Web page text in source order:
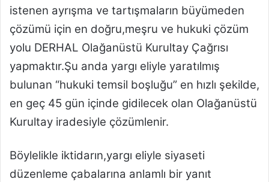
istenen ayrışma ve tartışmaların büyümeden
çözümü için en doğru,meşru ve hukuki çözüm
yolu DERHAL Olağanüstü Kurultay Çağrısı
yapmaktır.Şu anda yargı eliyle yaratılmış
bulunan “hukuki temsil boşluğu” en hızlı şekilde,
en geç 45 gün içinde gidilecek olan Olağanüstü
Kurultay iradesiyle çözümlenir.
Böylelikle iktidarın,yargı eliyle siyaseti
düzenleme çabalarına anlamlı bir yanıt